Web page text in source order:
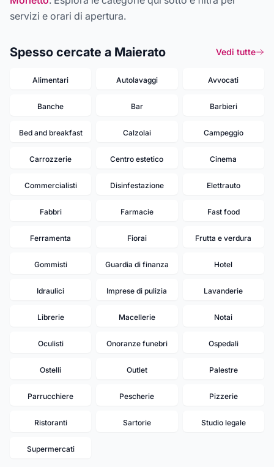
servizi e orari di apertura.
Spesso cercate a Maierato Vedi tutte
Alimentari Autolavaggi Avvocati
Banche Bar Barbieri
Bed and breakfast Calzolai Campeggio
Carrozzerie Centro estetico Cinema
Commercialisti Disinfestazione Elettrauto
Fabbri Farmacie Fast food
Ferramenta Fiorai Frutta e verdura
Gommisti Guardia di finanza Hotel
Idraulici Imprese di pulizia Lavanderie
Librerie Macellerie Notai
Oculisti Onoranze funebri Ospedali
Ostelli Outlet Palestre
Parrucchiere Pescherie Pizzerie
Ristoranti Sartorie Studio legale
Supermercati